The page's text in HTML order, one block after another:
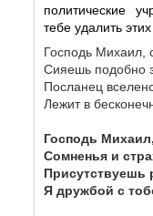
политические
тебе удалить
Господь Михаил,
Сияешь подобно
Посланец
Лежит в
Господь
Сомненья и
Присутствуешь
Я дружбой с